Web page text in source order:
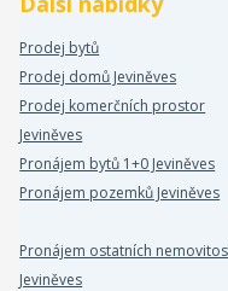
Prodej bytů
Prodej domů Jeviněves
Prodej komerčních prostor
Jeviněves
Pronájem bytů 1+0 Jeviněves
Pronájem pozemků Jeviněves
Pronájem ostatních
Jeviněves